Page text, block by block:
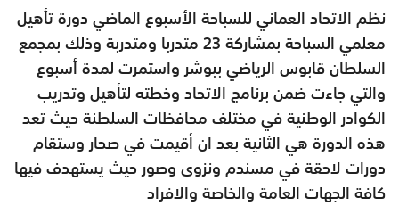
نظم الاتحاد العماني للسباحة الأسبوع الماضي دورة تأهيل
معلمي السباحة بمشاركة 23 متدربا ومتدربة وذلك بمجمع
السلطان قابوس الرياضي ببوشر واستمرت لمدة أسبوع
والتي جاءت ضمن برنامج الاتحاد وخطته لتأهيل وتدريب
الكوادر الوطنية في مختلف محافظات السلطنة حيث تعد
هذه الدورة هي الثانية بعد ان أقيمت في صحار وستقام
دورات لاحقة في مسندم ونزوى وصور حيث يستهدف فيها
كافة الجهات العامة والخاصة والافراد